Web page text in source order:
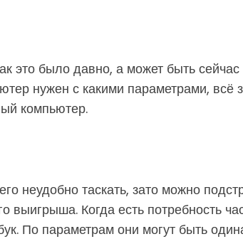
это было давно, а может быть
нужен с какими параметрами, всё
компьютер.
неудобно таскать, зато можно
выигрыша. Когда есть потребность
По параметрам они могут быть